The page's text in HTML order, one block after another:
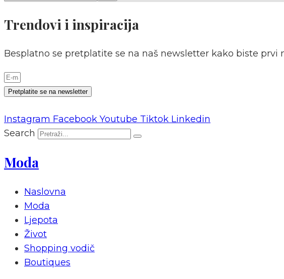
Trendovi i inspiracija
Besplatno se pretplatite se na naš newsletter kako biste
Pretplatite se na newsletter
Instagram Facebook Youtube Tiktok Linkedin
Search
Moda
Naslovna
Moda
Ljepota
Život
Shopping vodič
Boutiques